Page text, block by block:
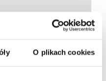
O plikach cookies